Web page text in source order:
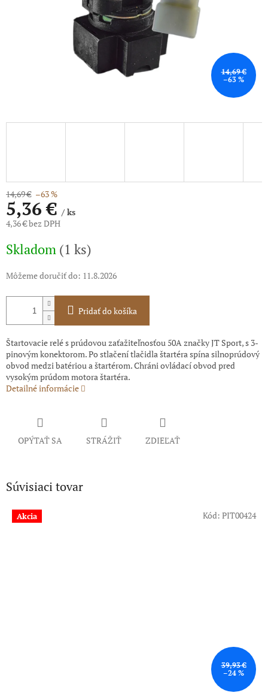
14,69 €
–63 %
14,69 € –63 %
5,36 €/ ks
4,36 € bez DPH
cena:
Skladom (1 ks)
Môžeme doručiť do: 11.8.2026
Pridať do košíka
Štartovacie relé s prúdovou zaťažiteľnosťou 50A značky JT Sport, s 3-
pinovým konektorom. Po stlačení tlačidla štartéra spína silnoprúdový
obvod medzi batériou a štartérom. Chráni ovládací obvod pred
vysokým prúdom motora štartéra.
Detailné informácie
OPÝTAŤ SA STRÁŽIŤ ZDIEĽAŤ
Súvisiaci tovar
Akcia
39,93 €
–24 %
Kód: PIT00424